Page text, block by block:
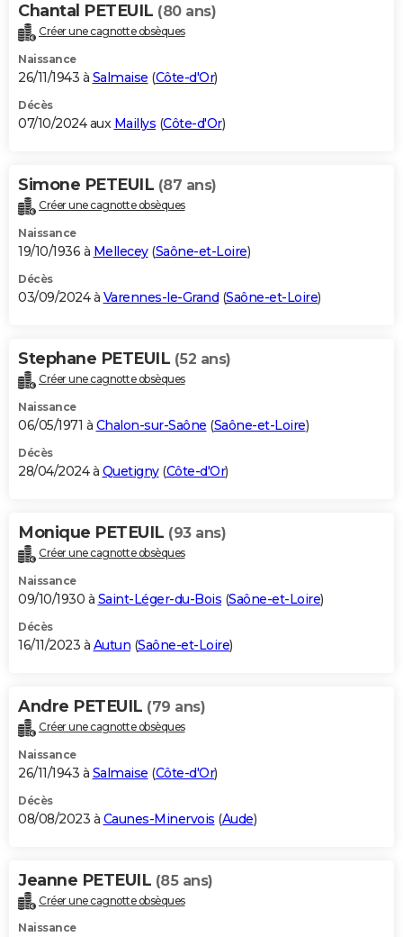
Chantal PETEUIL (80 ans)
Créer une cagnotte obsèques
Naissance
26/11/1943 à Salmaise (Côte-d'Or)
Décès
07/10/2024 aux Maillys (Côte-d'Or)
Simone PETEUIL (87 ans)
Créer une cagnotte obsèques
Naissance
19/10/1936 à Mellecey(Saône-et-Loire)
Décès
03/09/2024 à Varennes-le-Grand (Saône-et-Loire)
Stephane PETEUIL (52 ans)
Créer une cagnotte obsèques
Naissance
06/05/1971 à Chalon-sur-Saône (Saône-et-Loire)
Décès
28/04/2024 à Quetigny(Côte-d'Or)
Monique PETEUIL (93 ans)
Créer une cagnotte obsèques
Naissance
09/10/1930 à Saint-Léger-du-Bois (Saône-et-Loire)
Décès
16/11/2023 à Autun (Saône-et-Loire)
Andre PETEUIL (79 ans)
Créer une cagnotte obsèques
Naissance
26/11/1943 à Salmaise (Côte-d'Or)
Décès
08/08/2023 à Caunes-Minervois (Aude)
Jeanne PETEUIL (85 ans)
Créer une cagnotte obsèques
Naissance